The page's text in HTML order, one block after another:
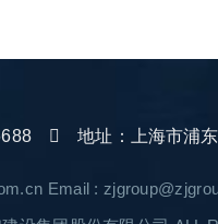
地址：上海市浦
Email :